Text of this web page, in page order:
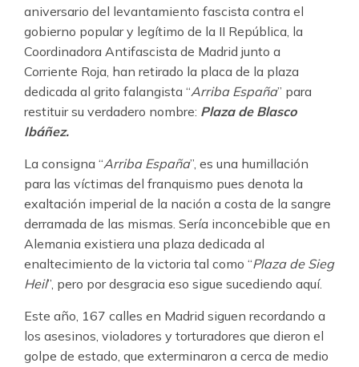
aniversario del levantamiento fascista contra el
gobierno popular y legítimo de la II República, la
Coordinadora Antifascista de Madrid junto a
Corriente Roja, han retirado la placa de la plaza
dedicada al grito falangista “Arriba España” para
restituir su verdadero nombre: Plaza de Blasco
Ibáñez.
La consigna “Arriba España”, es una humillación
para las víctimas del franquismo pues denota la
exaltación imperial de la nación a costa de la sangre
derramada de las mismas. Sería inconcebible que en
Alemania existiera una plaza dedicada al
enaltecimiento de la victoria tal como “Plaza de Sieg
Heil”, pero por desgracia eso sigue sucediendo aquí.
Este año, 167 calles en Madrid siguen recordando a
los asesinos, violadores y torturadores que dieron el
golpe de estado, que exterminaron a cerca de medio